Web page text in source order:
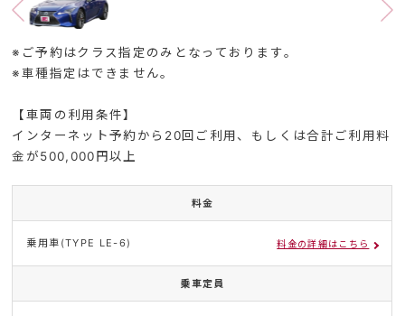
※ご予約はクラス指定のみとなっております。
※車種指定はできません。
【車両の利用条件】
インターネット予約から20回ご利用、もしくは合計ご利用料
金が500,000円以上
料金
乗用車(TYPE LE-6) 料金の詳細はこちら
乗車定員